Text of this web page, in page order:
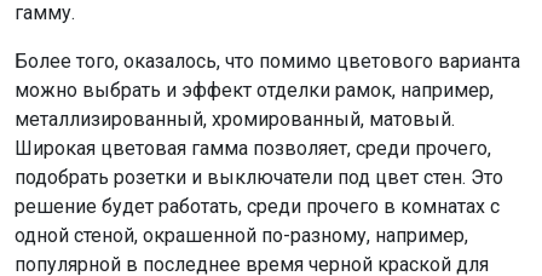
гамму.
Более того, оказалось, что помимо цветового варианта
можно выбрать и эффект отделки рамок, например,
металлизированный, хромированный, матовый.
Широкая цветовая гамма позволяет, среди прочего,
подобрать розетки и выключатели под цвет стен. Это
решение будет работать, среди прочего в комнатах с
одной стеной, окрашенной по-разному, например,
популярной в последнее время черной краской для